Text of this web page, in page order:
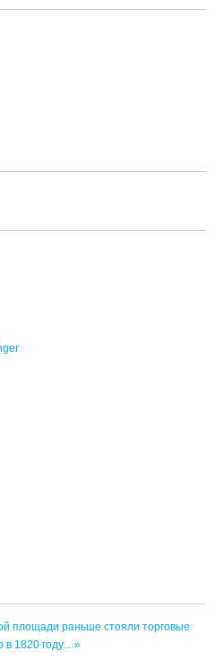
площади раньше стояли торговые
в 1820 году…»